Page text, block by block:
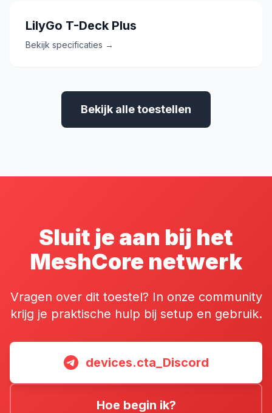
LilyGo T-Deck Plus
Bekijk specificaties →
Bekijk alle toestellen
Sluit je aan bij het
MeshCore netwerk
Vragen over dit toestel? In onze community
krijg je praktische hulp bij setup en gebruik.
devices.cta_Discord
Hoe begin ik?